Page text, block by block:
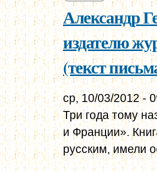
Александр
издателю
(текст
ср, 10/03/2012 -
Три года тому
и Франции».
русским, имели